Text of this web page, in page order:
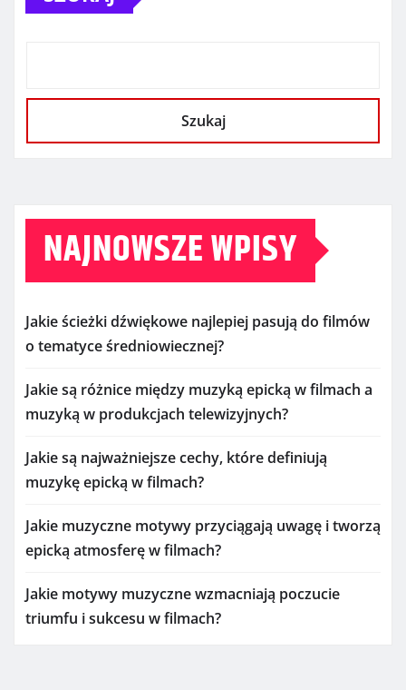
Szukaj
NAJNOWSZE WPISY
Jakie ścieżki dźwiękowe najlepiej pasują do filmów
o tematyce średniowiecznej?
Jakie są różnice między muzyką epicką w filmach a
muzyką w produkcjach telewizyjnych?
Jakie są najważniejsze cechy, które definiują
muzykę epicką w filmach?
Jakie muzyczne motywy przyciągają uwagę i tworzą
epicką atmosferę w filmach?
Jakie motywy muzyczne wzmacniają poczucie
triumfu i sukcesu w filmach?